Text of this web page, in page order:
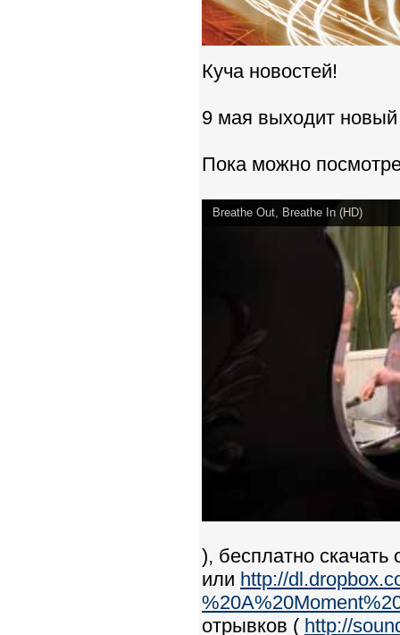
Куча новостей!
9 мая выходит
Пока можно
Breathe Out, Breathe In (HD)
), бесплатно скачать
или http://
отрывков ( http://